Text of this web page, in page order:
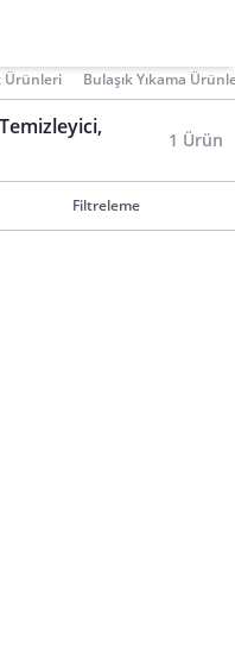
Ürünleri Bulaşık Yıkama
1 Ürün
Filtreleme